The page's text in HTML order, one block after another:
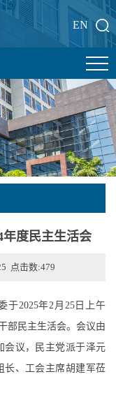
EN
年度民主生活会
点击数:479
于2025年2月25日上午
部民主生活会。会议由
会议，民主党派于泽元
长、工会主席胡建军莅